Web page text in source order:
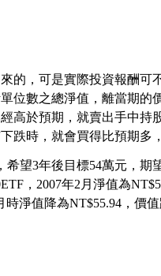
的，可是實際投資報酬可
位數之總淨值，離當期的
高於預期，就賣出手中持
跌時，就會買得比預期多
希望3年後目標54萬元，期
，2007年2月淨值為
時淨值降為NT$55.94，價